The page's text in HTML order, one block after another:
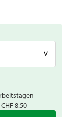
CHF 8.50